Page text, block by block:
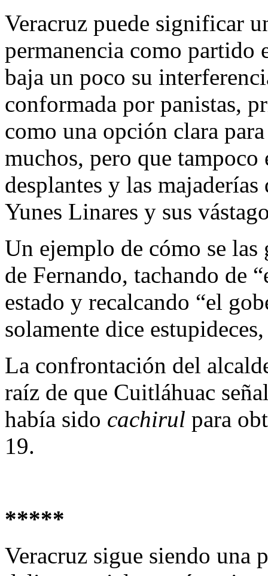
Veracruz puede significar
permanencia como partido
baja un poco su
conformada por panistas,
como una opción clara
muchos, pero que tampoco
desplantes y las
Yunes Linares y sus
Un ejemplo de cómo se las
de Fernando, tachando de
estado y recalcando “el
solamente dice
La confrontación del
raíz de que Cuitláhuac
había sido cachirul para
19.
*****
Veracruz sigue siendo una